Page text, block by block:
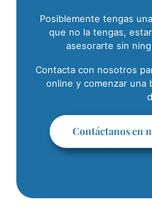
Posiblemente tengas
que no la tengas,
asesorarte sin
Contacta con nosotros
online y comenzar una
Contáctanos en